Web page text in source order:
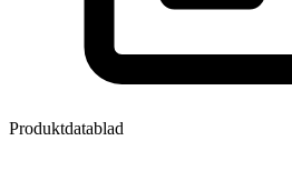
Produktdatablad